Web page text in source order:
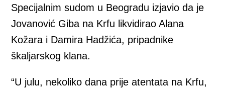
Specijalnim sudom u Beogradu izjavio da je
Jovanović Giba na Krfu likvidirao Alana
Kožara i Damira Hadžića, pripadnike
škaljarskog klana.
“U julu, nekoliko dana prije atentata na Krfu,